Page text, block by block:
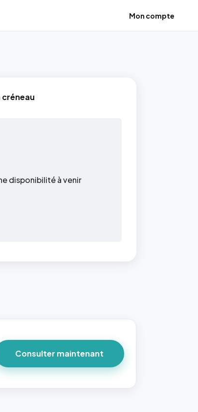
Mon compte
disponibilité à venir
Consulter maintenant